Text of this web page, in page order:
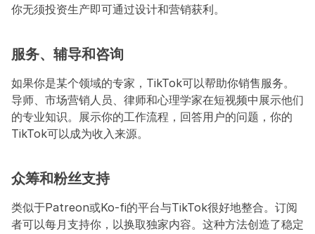
你无须投资生产即可通过设计和营销获利。
服务、辅导和咨询
如果你是某个领域的专家，TikTok可以帮助你销售服务。
导师、市场营销人员、律师和心理学家在短视频中展示他们
的专业知识。展示你的工作流程，回答用户的问题，你的
TikTok可以成为收入来源。
众筹和粉丝支持
类似于Patreon或Ko-fi的平台与TikTok很好地整合。订阅
者可以每月支持你，以换取独家内容。这种方法创造了稳定